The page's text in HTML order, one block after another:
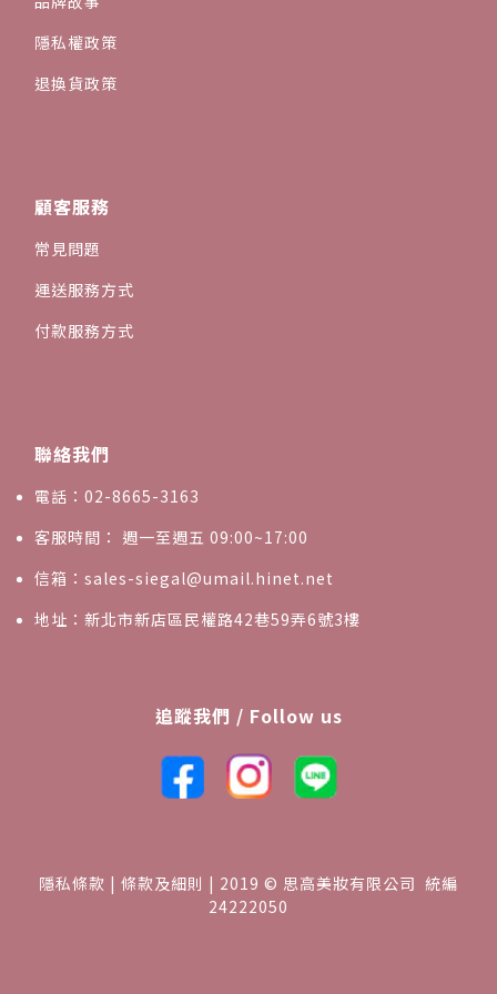
隱私權政策
退換貨政策
顧客服務
常見問題
運送服務方式
付款服務方式
聯絡我們
電話：02-8665-3163
客服時間： 週一至週五 09:00~17:00
信箱：sales-siegal@umail.hinet.net
地址：新北市新店區民權路42巷59弄6號3樓
追蹤我們 / Follow us
隱私條款 | 條款及細則 | 2019 © 思高美妝有限公司 統編
24222050